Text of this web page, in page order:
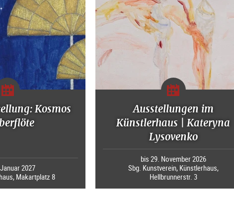
Kosmos
2027
Makartplatz 8
Ausstellungen im
Künstlerhaus | Kateryna
Lysovenko
bis 29. November 2026
Sbg. Kunstverein, Künstlerhaus,
Hellbrunnerstr. 3